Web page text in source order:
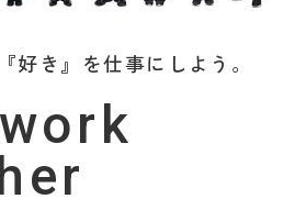
好き』を仕事にしよう。